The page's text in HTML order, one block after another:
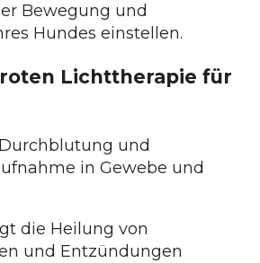
Bewegung und
Hundes einstellen.
Lichttherapie für
und
in Gewebe und
die Heilung von
und Entzündungen